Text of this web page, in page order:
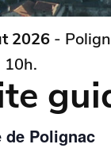
2026 -
10h.
Polignac